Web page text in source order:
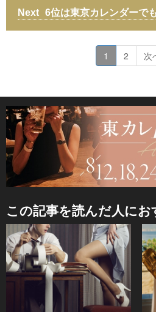
6位は東京カレンダーで
1 2 次
この記事を読んだ人にお